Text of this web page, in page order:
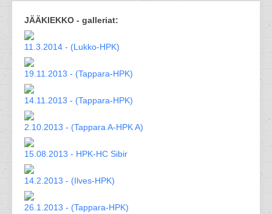
JÄÄKIEKKO - galleriat:
11.3.2014 - (Lukko-HPK)
19.11.2013 - (Tappara-HPK)
14.11.2013 - (Tappara-HPK)
2.10.2013 - (Tappara A-HPK A)
15.08.2013 - HPK-HC Sibir
14.2.2013 - (Ilves-HPK)
26.1.2013 - (Tappara-HPK)